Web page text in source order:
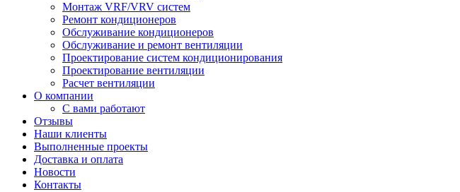
Монтаж VRF/VRV систем
Ремонт кондиционеров
Обслуживание кондиционеров
Обслуживание и ремонт вентиляции
Проектирование систем кондиционирования
Проектирование вентиляции
Расчет вентиляции
О компании
С вами работают
Отзывы
Наши клиенты
Выполненные проекты
Доставка и оплата
Новости
Контакты